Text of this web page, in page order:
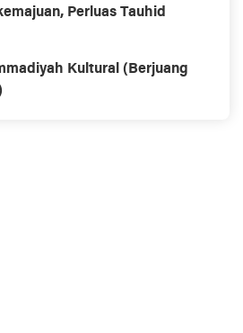
Perluas Tauhid
Kultural (Berjuang